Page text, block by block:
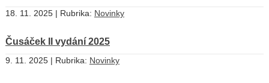
18. 11. 2025 | Rubrika: Novinky
Čusáček II vydání 2025
9. 11. 2025 | Rubrika: Novinky